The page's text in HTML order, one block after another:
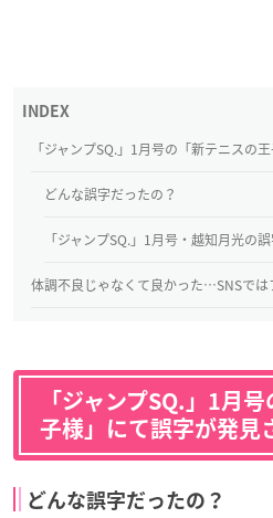
「ジャンプSQ.」1月号の「新テニスの
どんな誤字だったの？
「ジャンプSQ.」1月号・越知月光の
体調不良じゃなくて良かった…SNSでは
「ジャンプSQ.」1月号
子様」にて誤字が発見
どんな誤字だったの？